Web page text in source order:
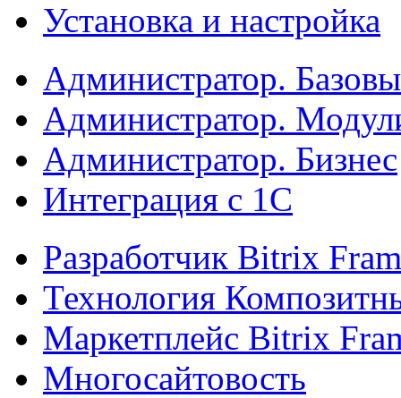
Установка и настройка
Администратор.
Администратор.
Администратор. Бизнес
Интеграция с 1С
Разработчик Bitrix
Технология
Маркетплейс Bitrix
Многосайтовость